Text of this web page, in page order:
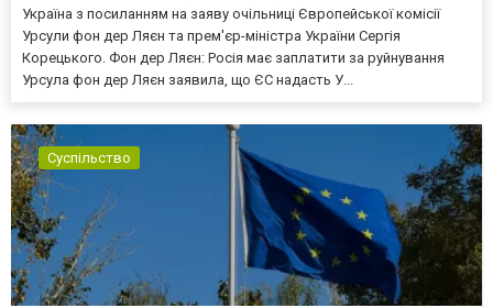
Україна з посиланням на заяву очільниці Європейської комісії
Урсули фон дер Ляєн та прем'єр-міністра України Сергія
Корецького. Фон дер Ляєн: Росія має заплатити за руйнування
Урсула фон дер Ляєн заявила, що ЄС надасть У...
Суспільство